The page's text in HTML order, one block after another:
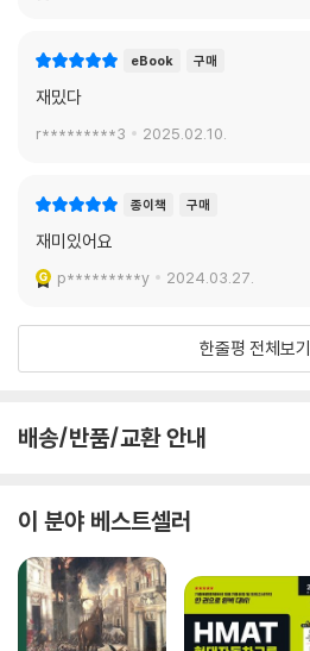
eBook 구매
재밌다
r*********3 2025.02.10.
종이책 구매
재미있어요
p*********y 2024.03.27.
한줄평 전체보기
배송/반품/교환 안내
이 분야 베스트셀러